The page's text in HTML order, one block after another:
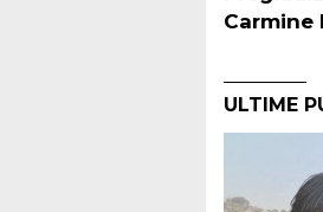
Carmine
ULTIME